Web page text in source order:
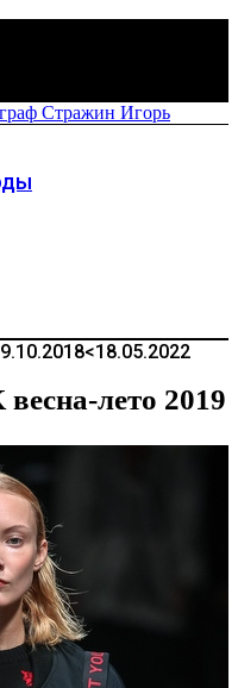
<18.05.2022
лето 2019